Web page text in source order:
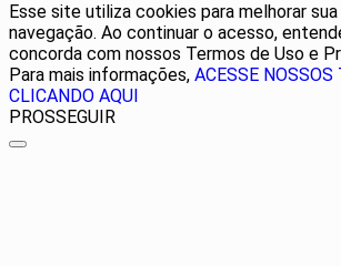
Esse site utiliza cookies para melhorar
navegação. Ao continuar o acesso,
concorda com nossos Termos de Uso e
Para mais informações, ACESSE NOSSOS
CLICANDO AQUI
PROSSEGUIR